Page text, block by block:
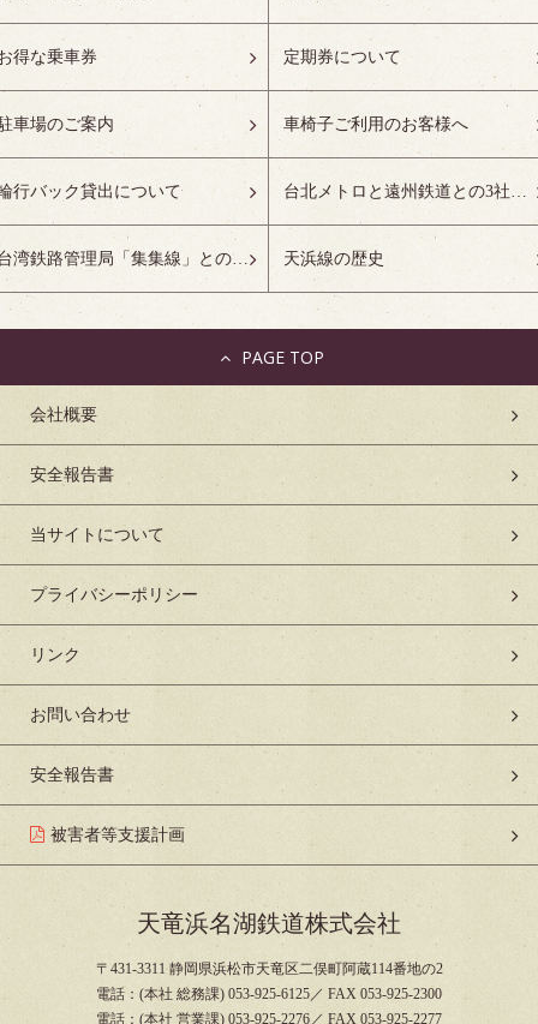
得な乗車券 定期券について
車場のご案内 車椅子ご利用のお客様へ
行バック貸出について 台北メトロと遠州鉄道との3社友好協定について
台湾鉄路管理局「集集線」との姉妹鉄道協定について 天浜線の歴史
会社概要
安全報告書
当サイトについて
プライバシーポリシー
リンク
お問い合わせ
安全報告書
被害者等支援計画
天竜浜名湖鉄道株式会社
〒431-3311 静岡県浜松市天竜区二俣町阿蔵114番地の2
電話：(本社 総務課) 053-925-6125／ FAX 053-925-2300
電話：(本社 営業課) 053-925-2276／ FAX 053-925-2277
PAGE TOP